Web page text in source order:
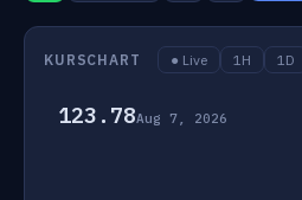
KURSCHART ● Live 1H 1D
123.78Aug 7, 2026